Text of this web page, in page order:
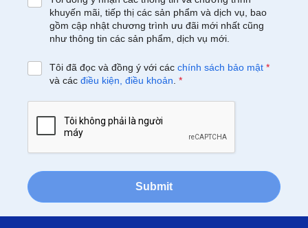
khuyến mãi, tiếp thị các sản phẩm và dịch vụ, bao
gồm cập nhật chương trình ưu đãi mới nhất cũng
như thông tin các sản phẩm, dịch vụ mới.
Tôi đã đọc và đồng ý với các chính sách bảo mật *
và các điều kiện, điều khoản *
Submit